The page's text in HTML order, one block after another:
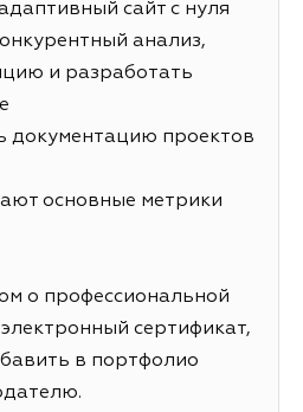
сайт с нуля
анализ,
и разработать
документацию проектов
основные метрики
о профессиональной
сертификат,
в портфолио